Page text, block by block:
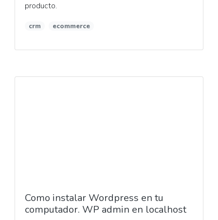
producto.
crm ecommerce
Como instalar Wordpress en tu
computador. WP admin en localhost